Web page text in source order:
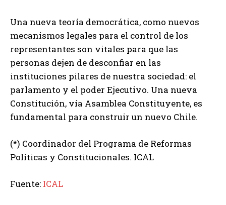
Una nueva teoría democrática, como nuevos
mecanismos legales para el control de los
representantes son vitales para que las
personas dejen de desconfiar en las
instituciones pilares de nuestra sociedad: el
parlamento y el poder Ejecutivo. Una nueva
Constitución, vía Asamblea Constituyente, es
fundamental para construir un nuevo Chile.
(*) Coordinador del Programa de Reformas
Políticas y Constitucionales. ICAL
Fuente: ICAL